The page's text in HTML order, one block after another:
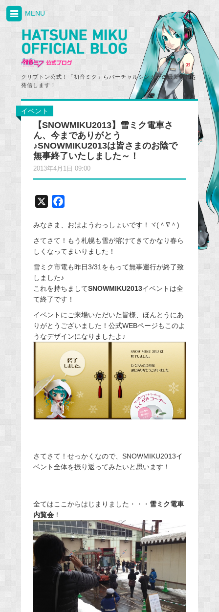
クリプトン公式！「初音ミク」らバーチャルシンガーの最新情報を
発信します！
MENU
イベント
【SNOWMIKU2013】雪ミク電車さ
ん、今までありがとう
♪SNOWMIKU2013は皆さまのお陰で
無事終了いたしました～！
2013年4月1日 09:00
c
e
b
o
k
みなさま、おはようわっしょいです！ヾ(＾∇＾)
さてさて！もう札幌も雪が溶けてきてかなり春ら
しくなってまいりました！
雪ミク市電も昨日3/31をもって無事運行が終了致
しました♪
これを持ちましてSNOWMIKU2013イベントは全
て終了です！
イベントにご来場いただいた皆様、ほんとうにあ
りがとうございました！公式WEBページもこのよ
うなデザインになりましたよ♪
さてさて！せっかくなので、SNOWMIKU2013イ
ベント全体を振り返ってみたいと思います！
全てはここからはじまりました・・・ 雪ミク電車
内覧会！